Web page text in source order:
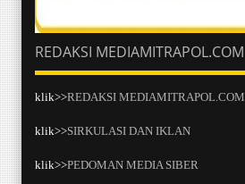
REDAKSI MEDIAMITRAPOL.COM
klik>>REDAKSI MEDIAMITRAPOL.COM
klik>>SIRKULASI DAN IKLAN
klik>>PEDOMAN MEDIA SIBER